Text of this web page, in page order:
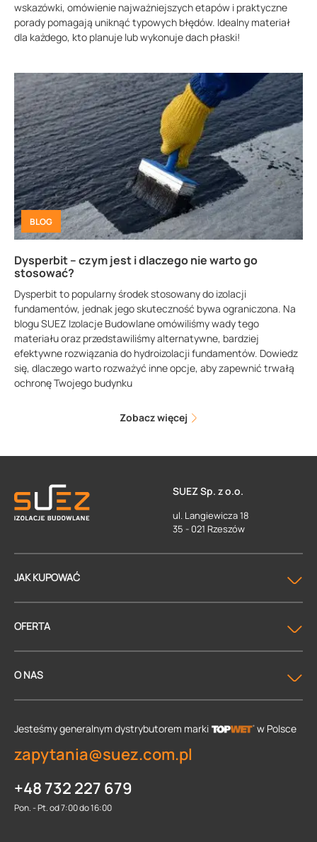
wskazówki, omówienie najważniejszych etapów i praktyczne
porady pomagają uniknąć typowych błędów. Idealny materiał
dla każdego, kto planuje lub wykonuje dach płaski!
BLOG
Dysperbit – czym jest i dlaczego nie warto go
stosować?
Dysperbit to popularny środek stosowany do izolacji
fundamentów, jednak jego skuteczność bywa ograniczona. Na
blogu SUEZ Izolacje Budowlane omówiliśmy wady tego
materiału oraz przedstawiliśmy alternatywne, bardziej
efektywne rozwiązania do hydroizolacji fundamentów. Dowiedz
się, dlaczego warto rozważyć inne opcje, aby zapewnić trwałą
ochronę Twojego budynku
Zobacz więcej
SUEZ Sp. z o.o.
ul. Langiewicza 18
35 - 021 Rzeszów
JAK KUPOWAĆ
OFERTA
O NAS
Jesteśmy generalnym dystrybutorem marki w Polsce
zapytania@suez.com.pl
+48 732 227 679
Pon. - Pt. od 7:00 do 16:00